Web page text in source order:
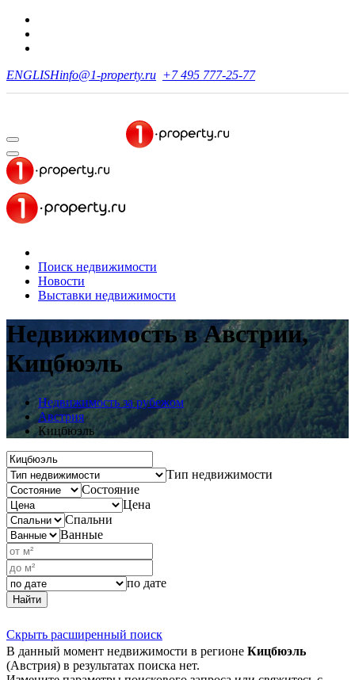
ENGLISHinfo@1-property.ru +7 495 777-25-77
Поиск недвижимости
Новости
Выставки недвижимости
Недвижимость в Австрии,
Кицбюэль
Недвижимость за рубежом
Австрия
Кицбюэль
Тип недвижимости
Состояние
Цена
Спальни
Ванные
по дате
Найти
Скрыть расширенный поиск
В данный момент недвижимости в регионе Кицбюэль
(Австрия) в результатах поиска нет.